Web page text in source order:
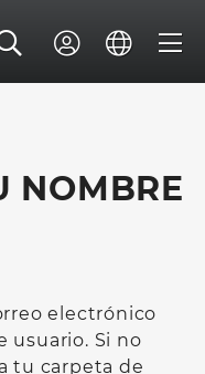
NOMBRE
electrónico
usuario. Si no
tu carpeta de